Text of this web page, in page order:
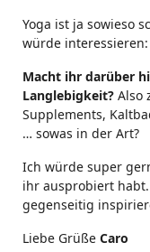
Yoga ist ja sowieso
würde interessieren:
Macht ihr darüber
Langlebigkeit? Also
Supplements,
… sowas in der Art?
Ich würde super
ihr ausprobiert
gegenseitig
Liebe Grüße Caro